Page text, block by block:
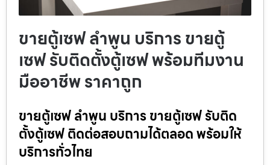
ขายตู้เซฟ ลำพูน บริการ ขายตู้
เซฟ รับติดตั้งตู้เซฟ พร้อมทีมงาน
มืออาชีพ ราคาถูก
ขายตู้เซฟ ลำพูน บริการ ขายตู้เซฟ รับติด
ตั้งตู้เซฟ ติดต่อสอบถามได้ตลอด พร้อมให้
บริการทั่วไทย